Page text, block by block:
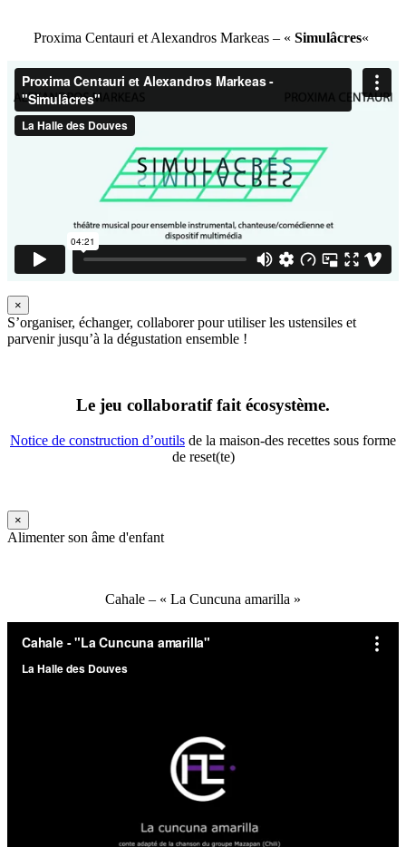
Proxima Centauri et Alexandros Markeas – « Simulâcres«
×
S’organiser, échanger, collaborer pour utiliser les ustensiles et
parvenir jusqu’à la dégustation ensemble !
Le jeu collaboratif fait écosystème.
Notice de construction d’outils de la maison-des recettes sous forme
de reset(te)
×
Alimenter son âme d'enfant
Cahale – « La Cuncuna amarilla »